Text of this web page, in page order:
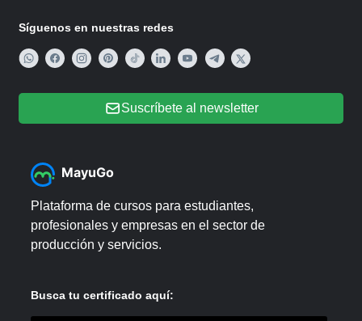
Síguenos en nuestras redes
Suscríbete al newsletter
MayuGo
Plataforma de cursos para estudiantes,
profesionales y empresas en el sector de
producción y servicios.
Busca tu certificado aquí: